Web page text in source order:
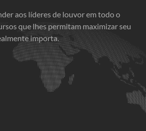
aos líderes de louvor em todo o
que lhes permitam maximizar seu
importa.